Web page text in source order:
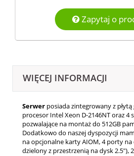
Zapytaj o
WIĘCEJ INFORMACJI
Serwer posiada zintegrowany z
procesor Intel Xeon D-2146NT oraz 4
pozwalające na montaż do 512GB
Dodatkowo do naszej dyspozycji
na opcjonalne karty AIOM, 4 porty na
dzielony z przestrzenią na dysk 2.5"),